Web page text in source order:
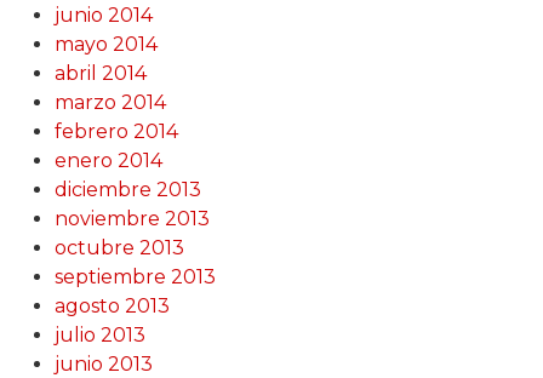
junio 2014
mayo 2014
abril 2014
marzo 2014
febrero 2014
enero 2014
diciembre 2013
noviembre 2013
octubre 2013
septiembre 2013
agosto 2013
julio 2013
junio 2013